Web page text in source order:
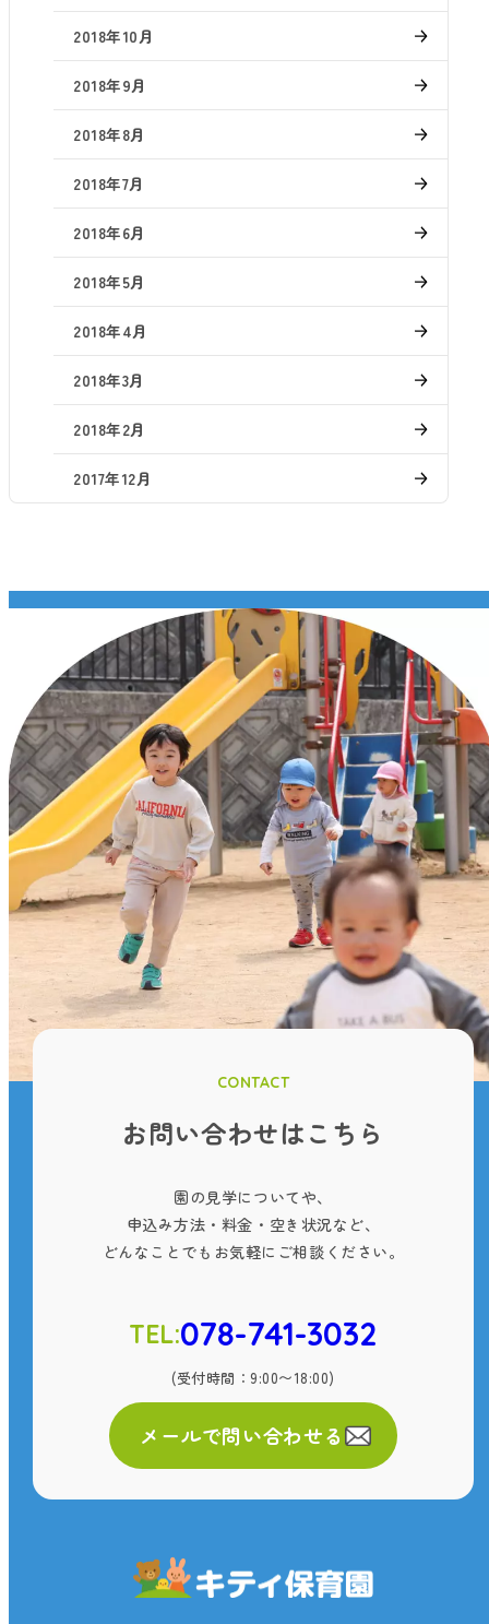
2018年10月
2018年9月
2018年8月
2018年7月
2018年6月
2018年5月
2018年4月
2018年3月
2018年2月
2017年12月
CONTACT
お問い合わせはこちら
園の見学についてや、
申込み方法・料金・空き状況など、
どんなことでもお気軽にご相談ください。
TEL:078-741-3032
(受付時間：9:00〜18:00)
メールで問い合わせる